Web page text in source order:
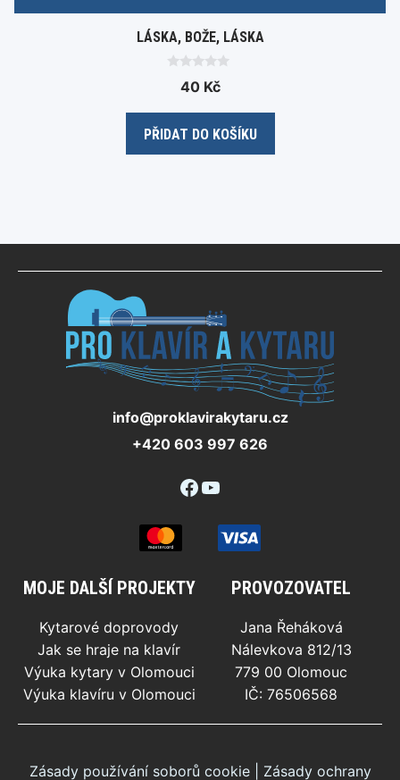
LÁSKA, BOŽE, LÁSKA
t
f
40 Kč
PŘIDAT DO KOŠÍKU
info@proklavirakytaru.cz
+420 603 997 626
Facebook
YouTube
MOJE DALŠÍ PROJEKTY
Kytarové doprovody
Jak se hraje na klavír
Výuka kytary v Olomouci
Výuka klavíru v Olomouci
PROVOZOVATEL
Jana Řeháková
Nálevkova 812/13
779 00 Olomouc
IČ: 76506568
Zásady používání soborů cookie| Zásady ochrany